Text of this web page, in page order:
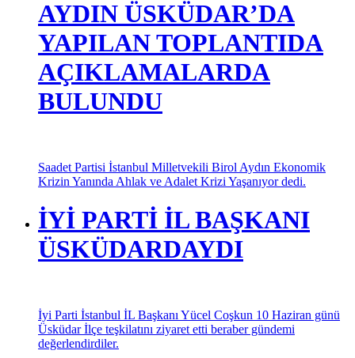
AYDIN ÜSKÜDAR’DA
YAPILAN TOPLANTIDA
AÇIKLAMALARDA
BULUNDU
Saadet Partisi İstanbul Milletvekili Birol Aydın Ekonomik
Krizin Yanında Ahlak ve Adalet Krizi Yaşanıyor dedi.
İYİ PARTİ İL BAŞKANI
ÜSKÜDARDAYDI
İyi Parti İstanbul İL Başkanı Yücel Coşkun 10 Haziran günü
Üsküdar İlçe teşkilatını ziyaret etti beraber gündemi
değerlendirdiler.